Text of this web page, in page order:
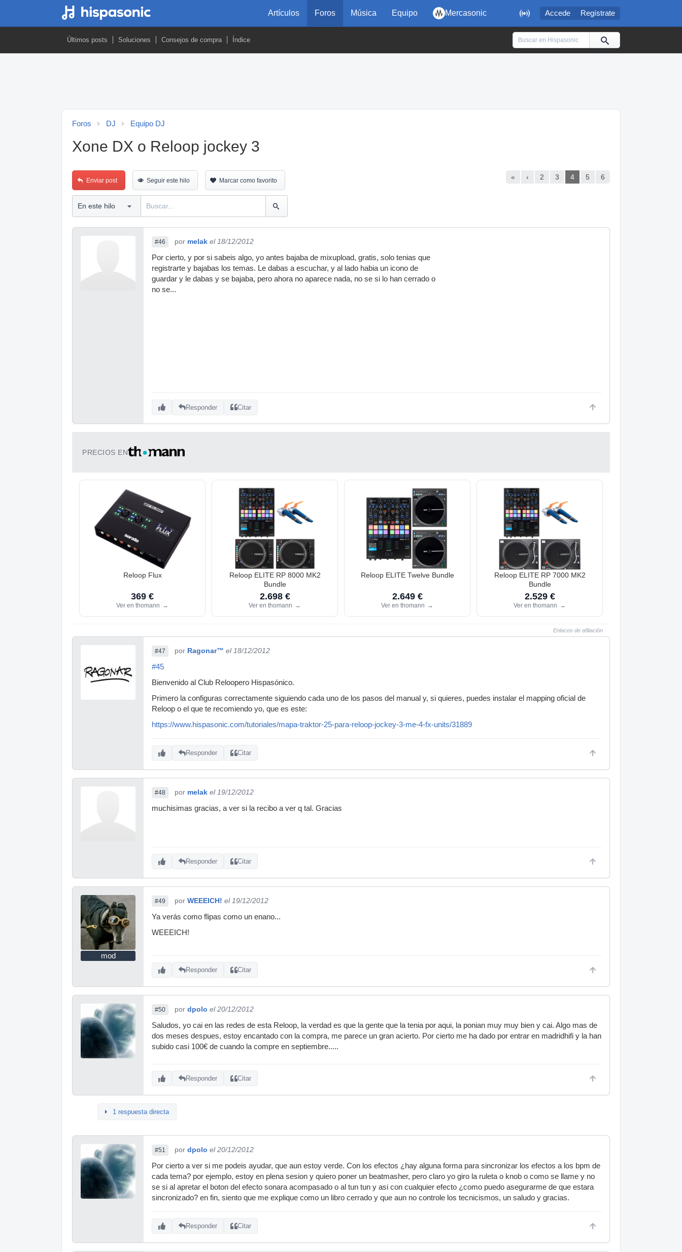
 Accede Regístrate
Artículos Foros Música Equipo Mercasonic
Últimos posts Soluciones Consejos de compra Índice
Foros DJ Equipo DJ
Xone DX o Reloop jockey 3
« ‹ 2 3 4 5 6
Enviar post Seguir este hilo Marcar como favorito
#46 por melak el 18/12/2012
Por cierto, y por si sabeis algo, yo antes bajaba de mixupload, gratis, solo tenias que
registrarte y bajabas los temas. Le dabas a escuchar, y al lado habia un icono de
guardar y le dabas y se bajaba, pero ahora no aparece nada, no se si lo han cerrado o
no se...
Responder Citar
PRECIOS EN
Reloop Flux
369 €
Ver en thomann →
Reloop ELITE RP 8000 MK2
Bundle
2.698 €
Ver en thomann →
Reloop ELITE Twelve Bundle
2.649 €
Ver en thomann →
Reloop ELITE RP 7000 MK2
Bundle
2.529 €
Ver en thomann →
Enlaces de afiliación
#47 por Ragonar™ el 18/12/2012
#45
Bienvenido al Club Reloopero Hispasónico.
Primero la configuras correctamente siguiendo cada uno de los pasos del manual y, si quieres, puedes instalar el mapping oficial de
Reloop o el que te recomiendo yo, que es este:
https://www.hispasonic.com/tutoriales/mapa-traktor-25-para-reloop-jockey-3-me-4-fx-units/31889
Responder Citar
#48 por melak el 19/12/2012
muchisimas gracias, a ver si la recibo a ver q tal. Gracias
Responder Citar
mod
#49 por WEEEICH! el 19/12/2012
Ya verás como flipas como un enano...
WEEEICH!
Responder Citar
#50 por dpolo el 20/12/2012
Saludos, yo cai en las redes de esta Reloop, la verdad es que la gente que la tenia por aqui, la ponian muy muy bien y cai. Algo mas de
dos meses despues, estoy encantado con la compra, me parece un gran acierto. Por cierto me ha dado por entrar en madridhifi y la han
subido casi 100€ de cuando la compre en septiembre.....
Responder Citar
1 respuesta directa
#51 por dpolo el 20/12/2012
Por cierto a ver si me podeis ayudar, que aun estoy verde. Con los efectos ¿hay alguna forma para sincronizar los efectos a los bpm de
cada tema? por ejemplo, estoy en plena sesion y quiero poner un beatmasher, pero claro yo giro la ruleta o knob o como se llame y no
se si al apretar el boton del efecto sonara acompasado o al tun tun y asi con cualquier efecto ¿como puedo asegurarme de que estara
sincronizado? en fin, siento que me explique como un libro cerrado y que aun no controle los tecnicismos, un saludo y gracias.
Responder Citar